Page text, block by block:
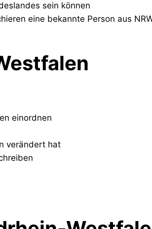
sein können
eine bekannte Person aus
einordnen
verändert hat